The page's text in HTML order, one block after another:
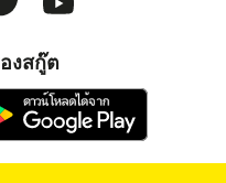
งสกู๊ต